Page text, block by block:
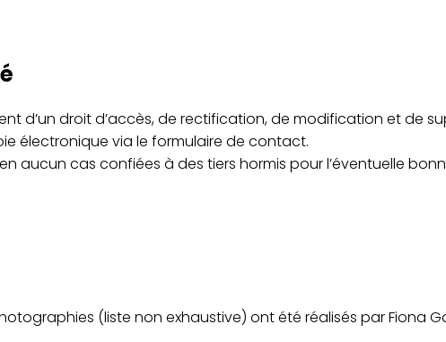
d’un droit d’accès, de rectification, de modification et de
électronique via le formulaire de contact.
aucun cas confiées à des tiers hormis pour l’éventuelle
(liste non exhaustive) ont été réalisés par Fiona